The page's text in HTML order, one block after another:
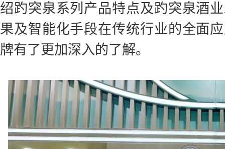
绍趵突泉系列产品特点及趵突泉酒
果及智能化手段在传统行业的全面
牌有了更加深入的了解。